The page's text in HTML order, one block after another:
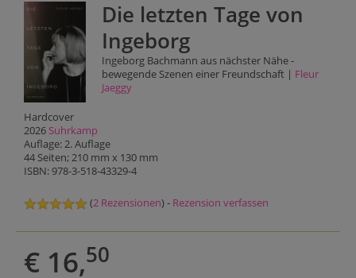
Die letzten Tage von
Ingeborg
Ingeborg Bachmann aus nächster Nähe -
bewegende Szenen einer Freundschaft | Fleur
Jaeggy
Hardcover
2026 Suhrkamp
Auflage: 2. Auflage
44 Seiten; 210 mm x 130 mm
ISBN: 978-3-518-43329-4
(2 Rezensionen) - Rezension verfassen
€ 16,50